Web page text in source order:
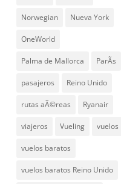
Norwegian Nueva York
OneWorld
Palma de Mallorca ParÃ­s
pasajeros Reino Unido
rutas aÃ©reas Ryanair
viajeros Vueling vuelos
vuelos baratos
vuelos baratos Reino Unido